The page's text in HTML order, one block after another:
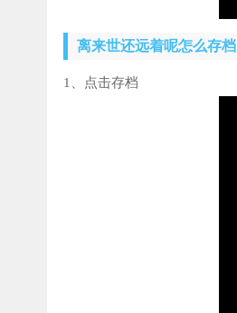
离来世还远着呢怎么存档
1、点击存档